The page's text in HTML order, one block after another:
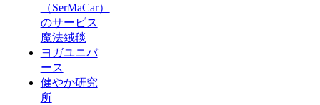
（SerMaCar）
のサービス
魔法絨毯
ヨガユニバ
ース
健やか研究
所